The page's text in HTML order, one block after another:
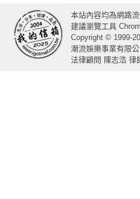
本站內容均為網路
建議瀏覽工具
Copyright © 1999-
潮流娛樂事業有限公
法律顧問 陳志浩 律